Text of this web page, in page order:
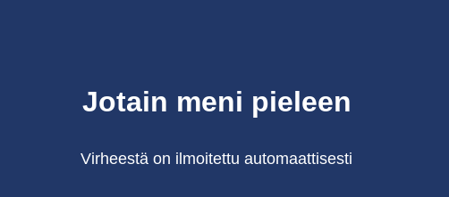
Jotain meni pieleen
Virheestä on ilmoitettu automaattisesti